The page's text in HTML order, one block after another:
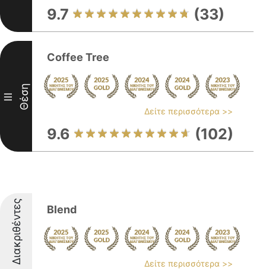
9.7 (33)
III Θέση
Coffee Tree
Δείτε περισσότερα >>
9.6 (102)
Διακριθέντες Blend
Δείτε περισσότερα >>